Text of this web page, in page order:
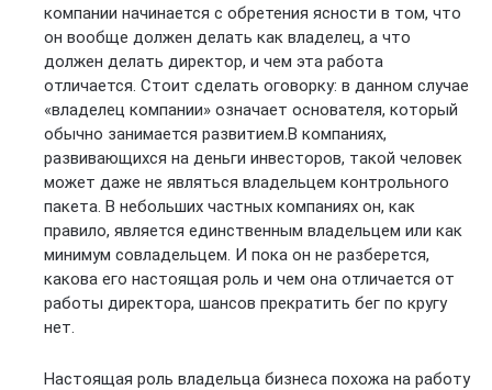
компании начинается с обретения ясности в том, что
он вообще должен делать как владелец, а что
должен делать директор, и чем эта работа
отличается. Стоит сделать оговорку: в данном случае
«владелец компании» означает основателя, который
обычно занимается развитием.В компаниях,
развивающихся на деньги инвесторов, такой человек
может даже не являться владельцем контрольного
пакета. В небольших частных компаниях он, как
правило, является единственным владельцем или как
минимум совладельцем. И пока он не разберется,
какова его настоящая роль и чем она отличается от
работы директора, шансов прекратить бег по кругу
нет.
Настоящая роль владельца бизнеса похожа на работу